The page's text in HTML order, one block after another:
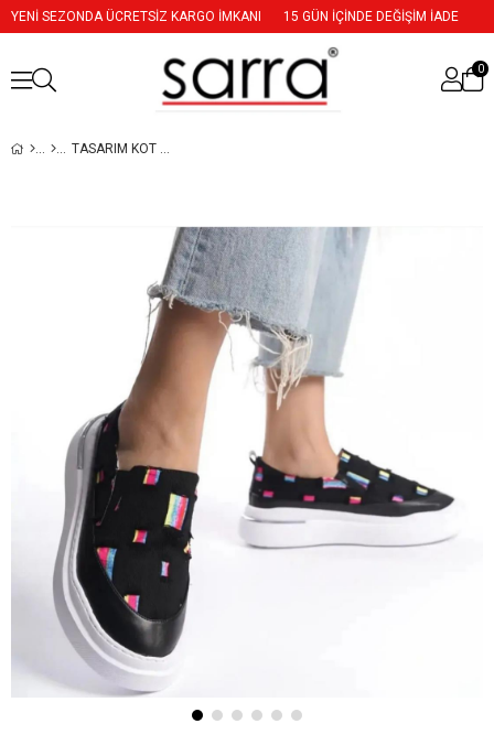
YENİ SEZONDA ÜCRETSİZ KARGO İMKANI 15 GÜN İÇİNDE DEĞİŞİM İADE
0
TASARIM KOT SPOR AYAKKABISI